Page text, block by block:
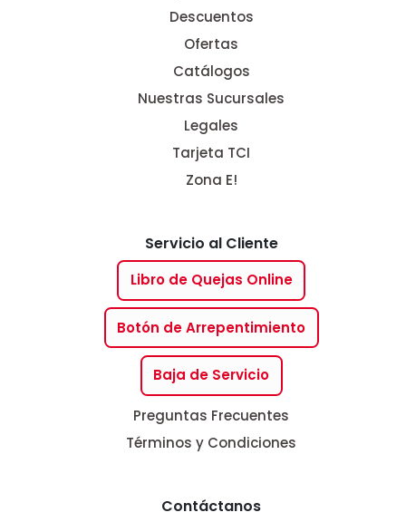
Descuentos
Ofertas
Catálogos
Nuestras Sucursales
Legales
Tarjeta TCI
Zona E!
Servicio al Cliente
Libro de Quejas Online
Botón de Arrepentimiento
Baja de Servicio
Preguntas Frecuentes
Términos y Condiciones
Contáctanos